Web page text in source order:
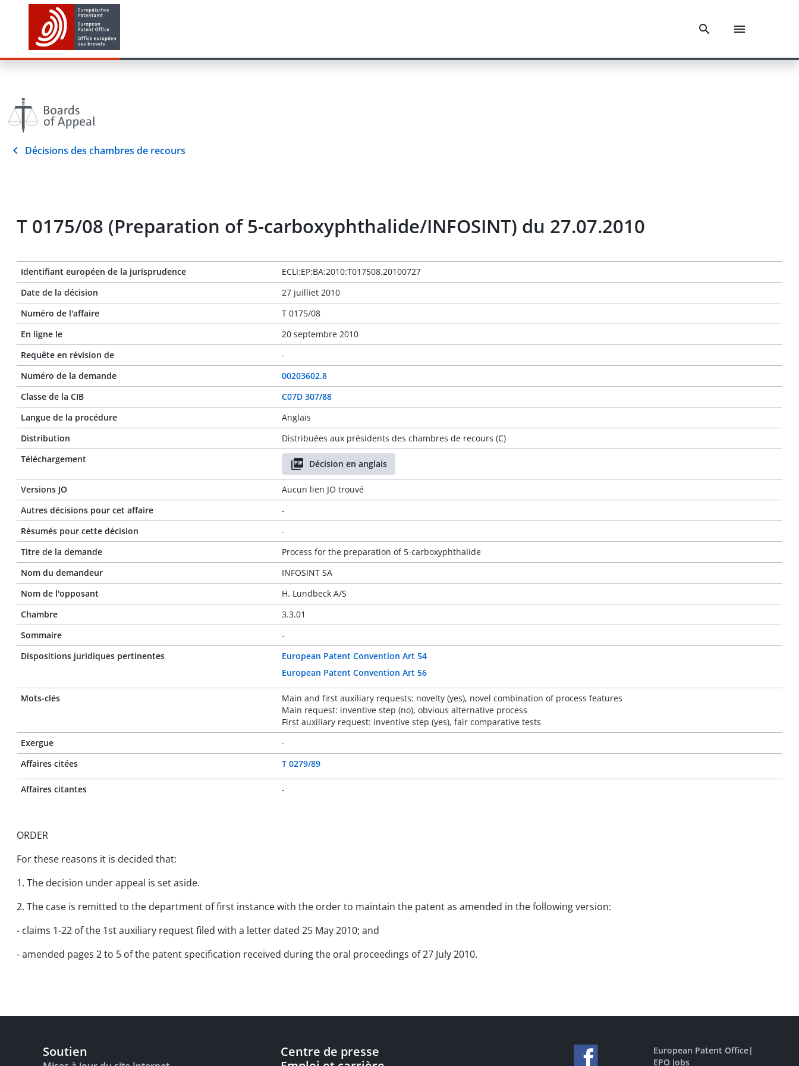
Décisions des chambres de recours
T 0175/08 (Preparation of 5-carboxyphthalide/INFOSINT) du 27.07.2010
Identifiant européen de la jurisprudence
ECLI:EP:BA:2010:T017508.20100727
Date de la décision
27 juilliet 2010
Numéro de l'affaire
T 0175/08
En ligne le
20 septembre 2010
Requête en révision de
-
Numéro de la demande
00203602.8
Classe de la CIB
C07D 307/88
Langue de la procédure
Anglais
Distribution
Distribuées aux présidents des chambres de recours (C)
Téléchargement
Décision en anglais
Versions JO
Aucun lien JO trouvé
Autres décisions pour cet affaire
-
Résumés pour cette décision
-
Titre de la demande
Process for the preparation of 5-carboxyphthalide
Nom du demandeur
INFOSINT SA
Nom de l'opposant
H. Lundbeck A/S
Chambre
3.3.01
Sommaire
-
Dispositions juridiques pertinentes
European Patent Convention Art 54
European Patent Convention Art 56
Mots-clés
Main and first auxiliary requests: novelty (yes), novel combination of process features
Main request: inventive step (no), obvious alternative process
First auxiliary request: inventive step (yes), fair comparative tests
Exergue
-
Affaires citées
T 0279/89
Affaires citantes -
ORDER
For these reasons it is decided that:
1. The decision under appeal is set aside.
2. The case is remitted to the department of first instance with the order to maintain the patent as amended in the following version:
- claims 1-22 of the 1st auxiliary request filed with a letter dated 25 May 2010; and
- amended pages 2 to 5 of the patent specification received during the oral proceedings of 27 July 2010.
Soutien
Centre de presse
European Patent Office|
EPO Jobs